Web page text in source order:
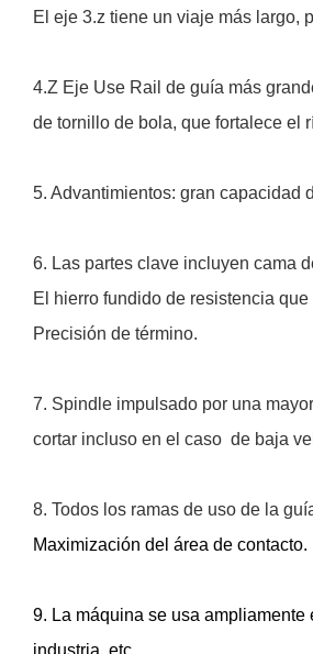
El eje 3.z tiene un viaje más largo,
4.Z Eje Use Rail de guía más
de tornillo de bola, que fortalece el
5. Advantimientos: gran capacidad
6. Las partes clave incluyen cama
El hierro fundido de resistencia
Precisión de término.
7. Spindle impulsado por una
cortar incluso en el caso de baja
8. Todos los ramas de uso de la
Maximización del área de contacto.
9. La máquina se usa ampliamente
industria, etc.